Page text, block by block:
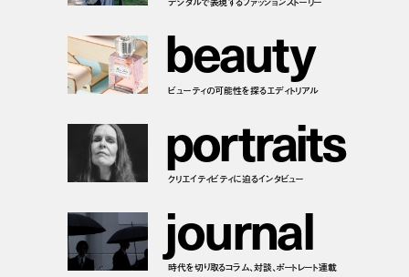
beauty
ビューティの可能性を探るエディトリアル
portraits
クリエイティビティに迫るインタビュー
journal
時代を切り取るコラム、対談、ポートレート連載